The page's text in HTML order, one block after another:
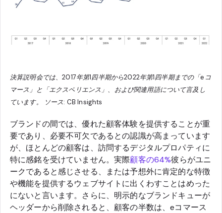
決算説明会では、2017年第1四半期から2022年第1四半期までの「eコ
マース」と「エクスペリエンス」、および関連用語について言及し
ています。 ソース: CB Insights
ブランドの間では、優れた顧客体験を提供することが重
要であり、必要不可欠であるとの認識が高まっています
が、ほとんどの顧客は、訪問するデジタルプロパティに
特に感銘を受けていません。実際顧客の64%彼らがユニ
ークであると感じさせる、または予想外に肯定的な特徴
や機能を提供するウェブサイトに出くわすことはめった
にないと言います。さらに、明示的なブランドキューが
ヘッダーから削除されると、顧客の半数は、eコマース